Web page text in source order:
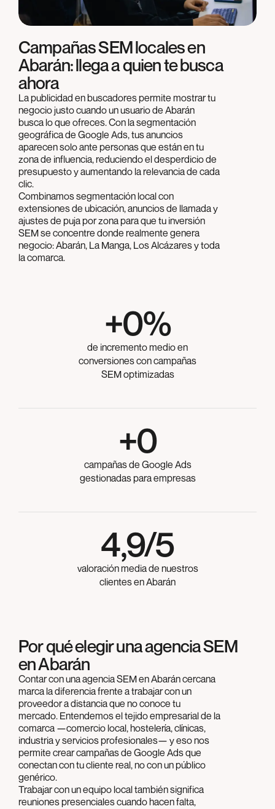
Campañas SEM locales en
Abarán: llega a quien te busca
ahora
La publicidad en buscadores permite mostrar tu
negocio justo cuando un usuario de Abarán
busca lo que ofreces. Con la segmentación
geográfica de Google Ads, tus anuncios
aparecen solo ante personas que están en tu
zona de influencia, reduciendo el desperdicio de
presupuesto y aumentando la relevancia de cada
clic.
Combinamos segmentación local con
extensiones de ubicación, anuncios de llamada y
ajustes de puja por zona para que tu inversión
SEM se concentre donde realmente genera
negocio: Abarán, La Manga, Los Alcázares y toda
la comarca.
+0%
de incremento medio en
conversiones con campañas
SEM optimizadas
+0
campañas de Google Ads
gestionadas para empresas
4,9/5
valoración media de nuestros
clientes en Abarán
Por qué elegir una agencia SEM
en Abarán
Contar con una agencia SEM en Abarán cercana
marca la diferencia frente a trabajar con un
proveedor a distancia que no conoce tu
mercado. Entendemos el tejido empresarial de la
comarca —comercio local, hostelería, clínicas,
industria y servicios profesionales— y eso nos
permite crear campañas de Google Ads que
conectan con tu cliente real, no con un público
genérico.
Trabajar con un equipo local también significa
reuniones presenciales cuando hacen falta,